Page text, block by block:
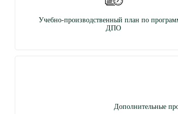
Учебно-производственный план по
ДПО
Дополнительные